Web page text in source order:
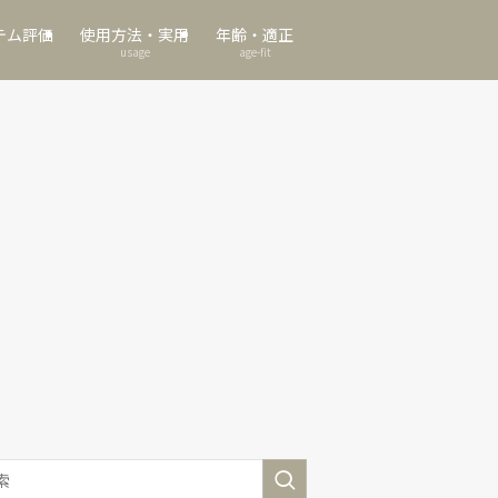
ム評価 使用方法・実用
usage
年齢・適正
age-fit